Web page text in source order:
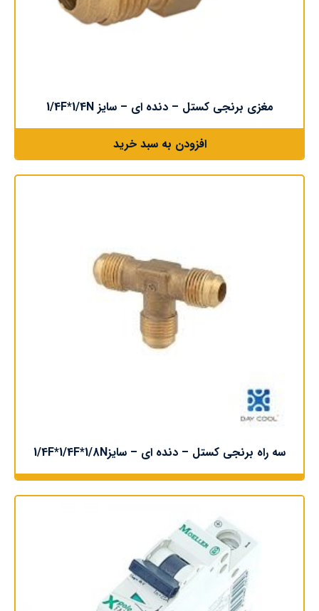
مغزی برنجی کستل – دنده ای – سایز 1/4F*1/4N
افزودن به سبد خرید
سه راه برنجی کستل – دنده ای – سایز1/4F*1/4F*1/8N